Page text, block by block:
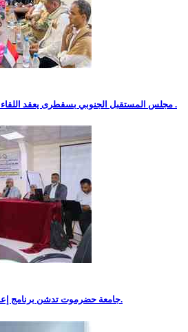
مجلس المستقبل الجنوبي بسقطرى يعقد اللقاء الأول لهيئته التنفيذية ويقر إعادة .
جامعة حضرموت تدشن برنامج إعداد وتأهيل المراجعين الخارجيين.